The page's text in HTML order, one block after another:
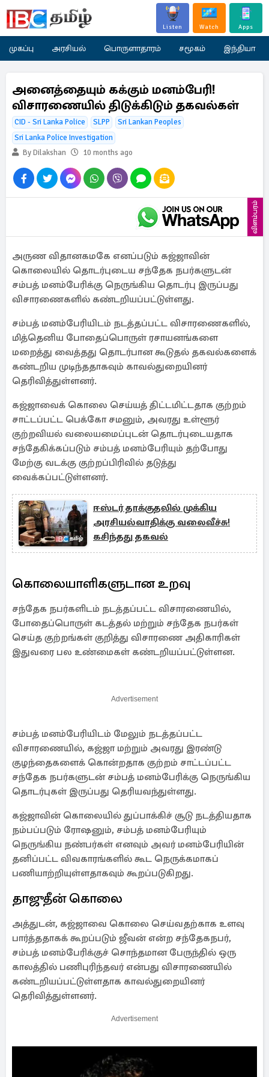
Listen Watch Apps
முகப்பு அரசியல் பொருளாதாரம் சமூகம் இந்தியா
அனைத்தையும் கக்கும் மனம்பேரி!
விசாரணையில் திடுக்கிடும் தகவல்கள்
CID - Sri Lanka Police SLPP
Sri Lankan Peoples
Sri Lanka Police Investigation
By Dilakshan
10 months ago
விளம்பரம்
அருண விதானகமகே எனப்படும் கஜ்ஜாவின்
கொலையில் தொடர்புடைய சந்தேக நபர்களுடன்
சம்பத் மனம்பேரிக்கு நெருங்கிய தொடர்பு இருப்பது
விசாரணைகளில் கண்டறியப்பட்டுள்ளது.
சம்பத் மனம்பேரியிடம் நடத்தப்பட்ட விசாரணைகளில்,
மித்தெனிய போதைப்பொருள் ரசாயனங்களை
மறைத்து வைத்தது தொடர்பான கூடுதல் தகவல்களைக்
கண்டறிய முடிந்ததாகவும் காவல்துறையினர்
தெரிவித்துள்ளனர்.
கஜ்ஜாவைக் கொலை செய்யத் திட்டமிட்டதாக குற்றம்
சாட்டப்பட்ட பெக்கோ சமனும், அவரது உள்ளூர்
குற்றவியல் வலையமைப்புடன் தொடர்புடையதாக
சந்தேகிக்கப்படும் சம்பத் மனம்பேரியும் தற்போது
மேற்கு வடக்கு குற்றப்பிரிவில் தடுத்து
வைக்கப்பட்டுள்ளனர்.
ஈஸ்டர் தாக்குதலில் முக்கிய
அரசியல்வாதிக்கு வலைவீச்சு!
கசிந்தது தகவல்
கொலையாளிகளுடான உறவு
சந்தேக நபர்களிடம் நடத்தப்பட்ட விசாரணையில்,
போதைப்பொருள் கடத்தல் மற்றும் சந்தேக நபர்கள்
செய்த குற்றங்கள் குறித்து விசாரணை அதிகாரிகள்
இதுவரை பல உண்மைகள் கண்டறியப்பட்டுள்ளன.
Advertisement
சம்பத் மனம்பேரியிடம் மேலும் நடத்தப்பட்ட
விசாரணையில், கஜ்ஜா மற்றும் அவரது இரண்டு
குழந்தைகளைக் கொன்றதாக குற்றம் சாட்டப்பட்ட
சந்தேக நபர்களுடன் சம்பத் மனம்பேரிக்கு நெருங்கிய
தொடர்புகள் இருப்பது தெரியவந்துள்ளது.
கஜ்ஜாவின் கொலையில் துப்பாக்கிச் சூடு நடத்தியதாக
நம்பப்படும் ரோஷனும், சம்பத் மனம்பேரியும்
நெருங்கிய நண்பர்கள் எனவும் அவர் மனம்பேரியின்
தனிப்பட்ட விவகாரங்களில் கூட நெருக்கமாகப்
பணியாற்றியுள்ளதாகவும் கூறப்படுகிறது.
தாஜுதீன் கொலை
அத்துடன், கஜ்ஜாவை கொலை செய்வதற்காக உளவு
பார்த்ததாகக் கூறப்படும் ஜீவன் என்ற சந்தேகநபர்,
சம்பத் மனம்பேரிக்குச் சொந்தமான பேருந்தில் ஒரு
காலத்தில் பணிபுரிந்தவர் என்பது விசாரணையில்
கண்டறியப்பட்டுள்ளதாக காவல்துறையினர்
தெரிவித்துள்ளனர்.
Advertisement